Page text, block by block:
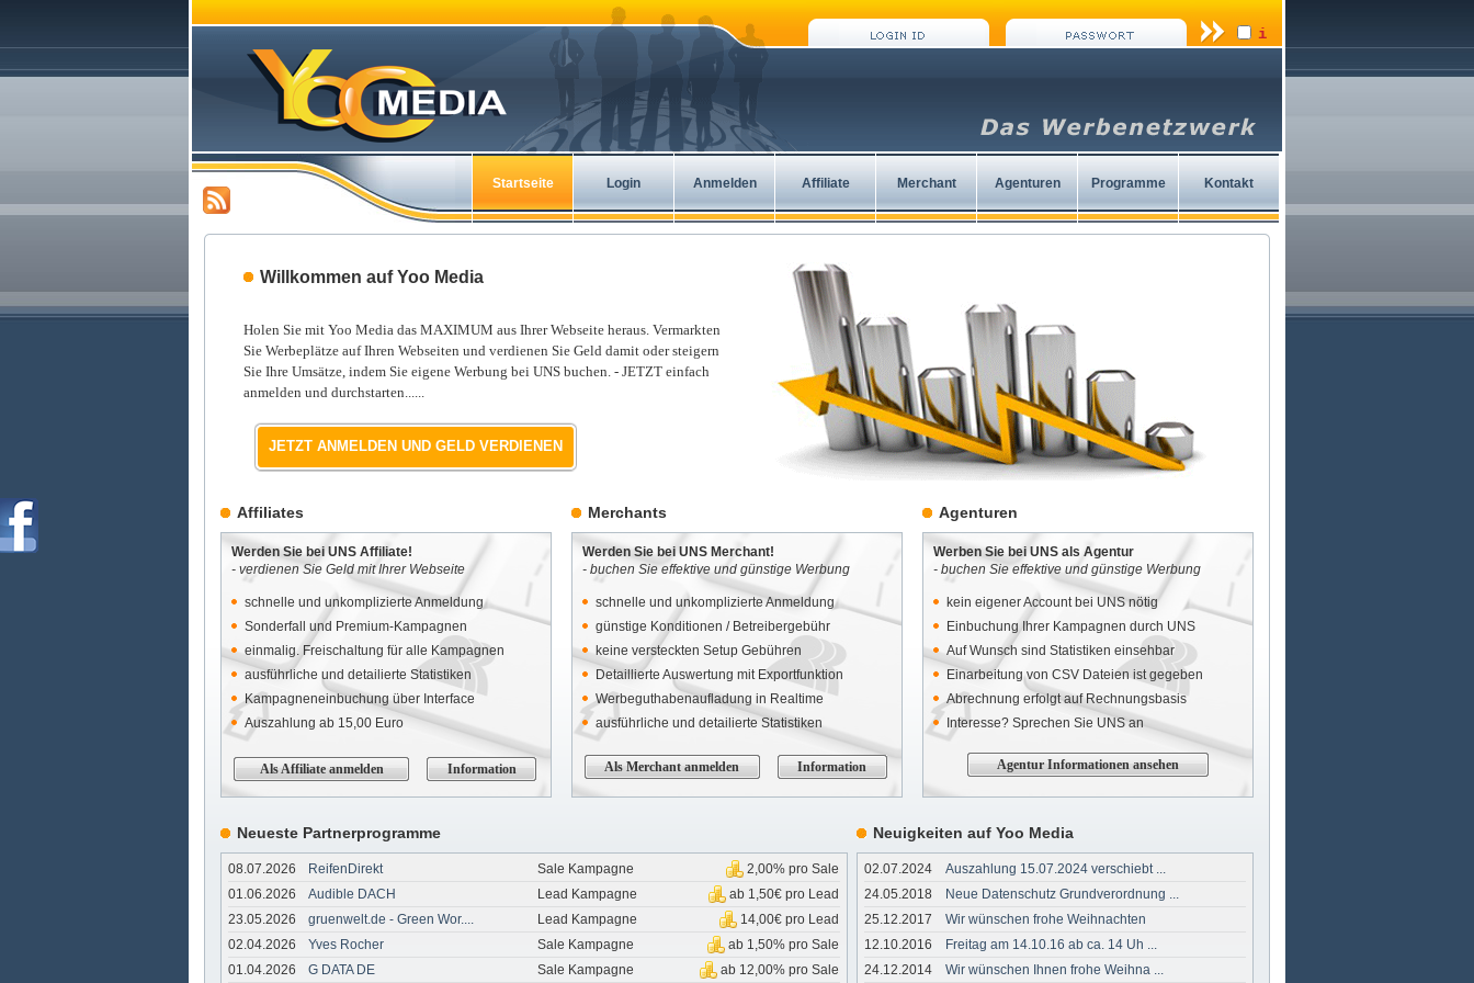
i
Startseite Login Anmelden Affiliate Merchant Agenturen Programme Kontakt
Willkommen auf Yoo Media
Holen Sie mit Yoo Media das MAXIMUM aus Ihrer Webseite heraus. Vermarkten
Sie Werbeplätze auf Ihren Webseiten und verdienen Sie Geld damit oder steigern
Sie Ihre Umsätze, indem Sie eigene Werbung bei UNS buchen. - JETZT einfach
anmelden und durchstarten......
JETZT ANMELDEN UND GELD VERDIENEN
Affiliates
Werden Sie bei UNS Affiliate!
- verdienen Sie Geld mit Ihrer Webseite
schnelle und unkomplizierte Anmeldung
Sonderfall und Premium-Kampagnen
einmalig. Freischaltung für alle Kampagnen
ausführliche und detailierte Statistiken
Kampagneneinbuchung über Interface
Auszahlung ab 15,00 Euro
Als Affiliate anmelden Information
Merchants
Werden Sie bei UNS Merchant!
- buchen Sie effektive und günstige Werbung
schnelle und unkomplizierte Anmeldung
günstige Konditionen / Betreibergebühr
keine versteckten Setup Gebühren
Detaillierte Auswertung mit Exportfunktion
Werbeguthabenaufladung in Realtime
ausführliche und detailierte Statistiken
Als Merchant anmelden Information
Agenturen
Werben Sie bei UNS als Agentur
- buchen Sie effektive und günstige Werbung
kein eigener Account bei UNS nötig
Einbuchung Ihrer Kampagnen durch UNS
Auf Wunsch sind Statistiken einsehbar
Einarbeitung von CSV Dateien ist gegeben
Abrechnung erfolgt auf Rechnungsbasis
Interesse? Sprechen Sie UNS an
Agentur Informationen ansehen
Neueste Partnerprogramme
08.07.2026 ReifenDirekt Sale Kampagne 2,00% pro Sale
01.06.2026
Audible DACH Lead Kampagne ab 1,50€ pro Lead
23.05.2026
gruenwelt.de - Green Wor.... Lead Kampagne 14,00€ pro Lead
02.04.2026
Yves Rocher Sale Kampagne ab 1,50% pro Sale
01.04.2026
G DATA DE Sale Kampagne ab 12,00% pro Sale
Neuigkeiten auf Yoo Media
02.07.2024
Auszahlung 15.07.2024 verschiebt ...
24.05.2018
Neue Datenschutz Grundverordnung ...
25.12.2017
Wir wünschen frohe Weihnachten
12.10.2016
Freitag am 14.10.16 ab ca. 14 Uh ...
24.12.2014
Wir wünschen Ihnen frohe Weihna ...